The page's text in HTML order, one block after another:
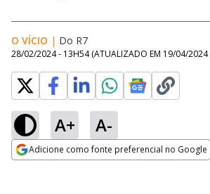
O VÍCIO | Do R7
28/02/2024 - 13H54 (ATUALIZADO EM 19/04/2024
A+ A-
Adicione como fonte preferencial no Google